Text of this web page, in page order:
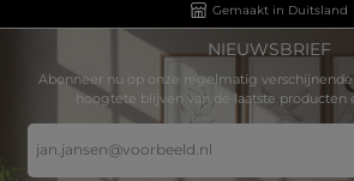
Gemaakt in Duitsland
NIEUWSBRIEF
Abonneer nu op onze regelmatig
hoogtete blijven van de laatste producten
mailadres
*